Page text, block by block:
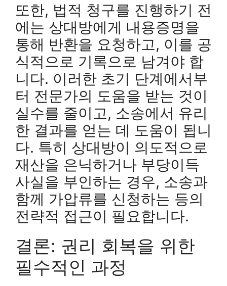
또한, 법적 청구를 진행하기 전
에는 상대방에게 내용증명을
통해 반환을 요청하고, 이를 공
식적으로 기록으로 남겨야 합
니다. 이러한 초기 단계에서부
터 전문가의 도움을 받는 것이
실수를 줄이고, 소송에서 유리
한 결과를 얻는 데 도움이 됩니
다. 특히 상대방이 의도적으로
재산을 은닉하거나 부당이득
사실을 부인하는 경우, 소송과
함께 가압류를 신청하는 등의
전략적 접근이 필요합니다.
결론: 권리 회복을 위한
필수적인 과정